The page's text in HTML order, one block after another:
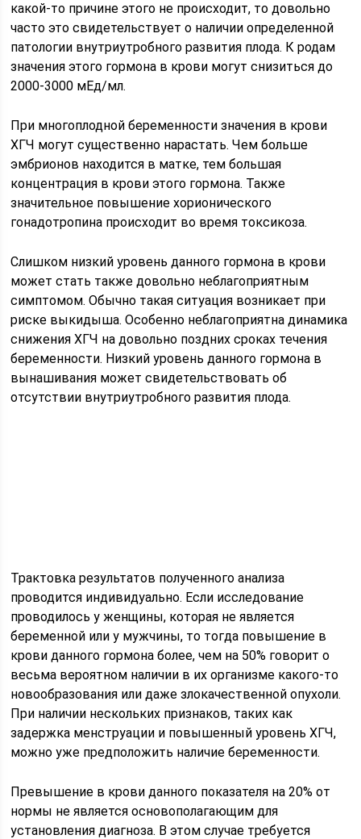
какой-то причине этого не происходит, то довольно
часто это свидетельствует о наличии определенной
патологии внутриутробного развития плода. К родам
значения этого гормона в крови могут снизиться до
2000-3000 мЕд/мл.
При многоплодной беременности значения в крови
ХГЧ могут существенно нарастать. Чем больше
эмбрионов находится в матке, тем большая
концентрация в крови этого гормона. Также
значительное повышение хорионического
гонадотропина происходит во время токсикоза.
Слишком низкий уровень данного гормона в крови
может стать также довольно неблагоприятным
симптомом. Обычно такая ситуация возникает при
риске выкидыша. Особенно неблагоприятна динамика
снижения ХГЧ на довольно поздних сроках течения
беременности. Низкий уровень данного гормона в
вынашивания может свидетельствовать об
отсутствии внутриутробного развития плода.
Трактовка результатов полученного анализа
проводится индивидуально. Если исследование
проводилось у женщины, которая не является
беременной или у мужчины, то тогда повышение в
крови данного гормона более, чем на 50% говорит о
весьма вероятном наличии в их организме какого-то
новообразования или даже злокачественной опухоли.
При наличии нескольких признаков, таких как
задержка менструации и повышенный уровень ХГЧ,
можно уже предположить наличие беременности.
Превышение в крови данного показателя на 20% от
нормы не является основополагающим для
установления диагноза. В этом случае требуется